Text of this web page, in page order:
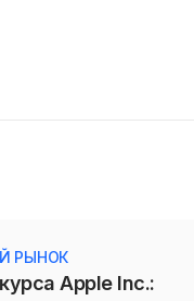
РЫНОК
Apple Inc.: